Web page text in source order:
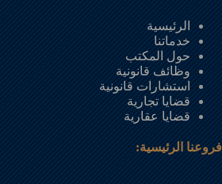
الرئيسية
خدماتنا
حول المكتب
وظائف قانونية
استشارات قانونية
قضايا تجارية
قضايا عقارية
فروعنا الرئيسية: